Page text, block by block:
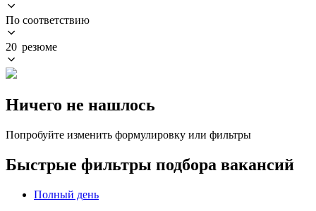
По соответствию
20 резюме
Ничего не нашлось
Попробуйте изменить формулировку или фильтры
Быстрые фильтры подбора вакансий
Полный день